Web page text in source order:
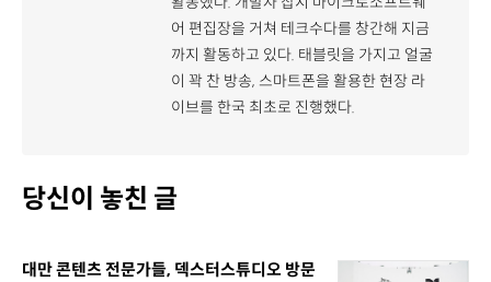
어 편집장을 거쳐 테크수다를 창간해 지금
까지 활동하고 있다. 태블릿을 가지고 얼굴
이 꽉 찬 방송, 스마트폰을 활용한 현장 라
이브를 한국 최초로 진행했다.
당신이 놓친 글
대만 콘텐츠 전문가들, 덱스터스튜디오 방문